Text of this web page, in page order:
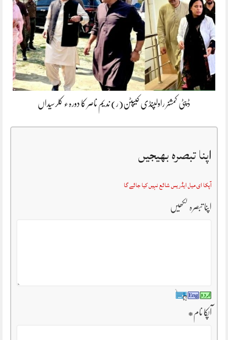
ڈپٹی کمشنر راولپنڈی کیپٹن(ر) ندیم ناصر کا دورہء کلرسیداں
اپنا تبصرہ بھیجیں
آپکا ای میل ایڈریس شائع نہیں کیا جائے گا
اپنا تبصرہ لکھیں
آپکا نام*